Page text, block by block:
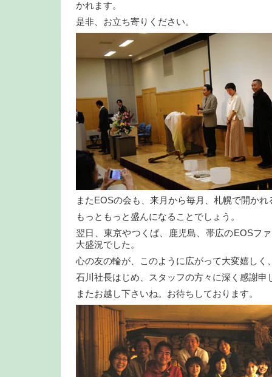
かれます。
是非、お立ち寄りください。
またEOSの会も、来月から毎月、札幌で開か
もっともっと盛んになることでしょう。
翌日、東京やつくば、鹿児島、帯広のEOSフ
大盛況でした。
心の友の輪が、このように広がって大変嬉しく
石川社長はじめ、スタッフの方々に深く感謝申
またお越し下さいね。お待ちしております。